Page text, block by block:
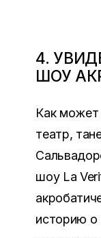
4.
ШОУ
Как может
театр,
шоу La
историю о